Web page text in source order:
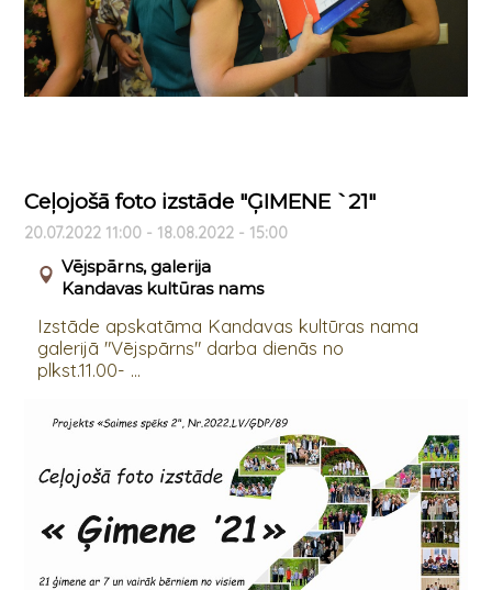
Ceļojošā foto izstāde "ĢIMENE `21"
20.07.2022 11:00 - 18.08.2022 - 15:00
Vējspārns, galerija
Kandavas kultūras nams
Izstāde apskatāma Kandavas kultūras nama
galerijā "Vējspārns" darba dienās no
plkst.11.00- ...